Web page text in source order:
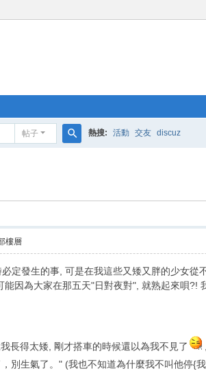
帖子 熱搜: 活動 交友 discuz
樓層
定發生的事, 可是在我這些又矮又胖的少女從
因為大家在那五天"日對夜對", 就熟起來唄?!
長得太矮, 剛才搭車的時候還以為我不見了
別生氣了。" (我也不知道為什麼我不叫他停{